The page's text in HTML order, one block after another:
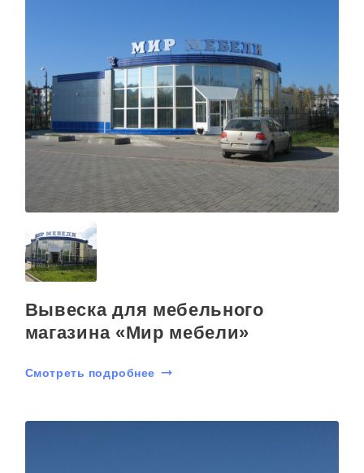
Вывеска для мебельного
магазина «Мир мебели»
Смотреть подробнее